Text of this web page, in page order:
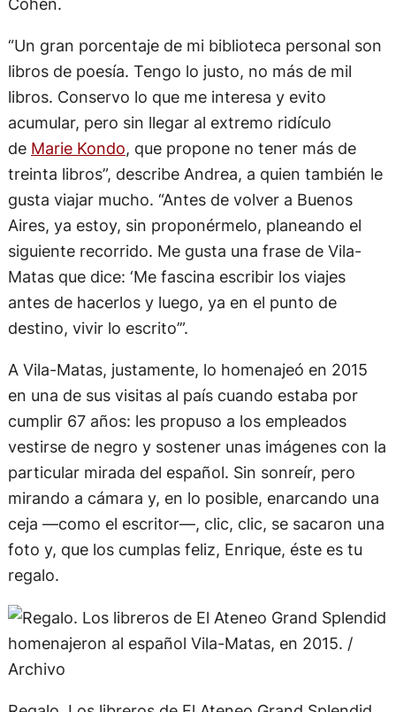
Ángel González, Luis García Montero y Leonard
Cohen.
“Un gran porcentaje de mi biblioteca personal son
libros de poesía. Tengo lo justo, no más de mil
libros. Conservo lo que me interesa y evito
acumular, pero sin llegar al extremo ridículo
deMarie Kondo, que propone no tener más de
treinta libros”, describe Andrea, a quien también le
gusta viajar mucho. “Antes de volver a Buenos
Aires, ya estoy, sin proponérmelo, planeando el
siguiente recorrido. Me gusta una frase de Vila-
Matas que dice: ‘Me fascina escribir los viajes
antes de hacerlos y luego, ya en el punto de
destino, vivir lo escrito’”.
A Vila-Matas, justamente, lo homenajeó en 2015
en una de sus visitas al país cuando estaba por
cumplir 67 años: les propuso a los empleados
vestirse de negro y sostener unas imágenes con la
particular mirada del español. Sin sonreír, pero
mirando a cámara y, en lo posible, enarcando una
ceja —como el escritor—, clic, clic, se sacaron una
foto y, que los cumplas feliz, Enrique, éste es tu
regalo.